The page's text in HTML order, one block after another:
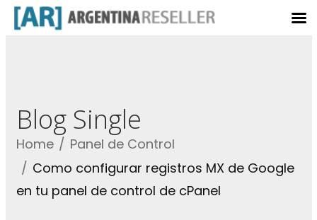
Blog Single
Home
Panel de Control
Como configurar registros MX de Google
en tu panel de control de cPanel